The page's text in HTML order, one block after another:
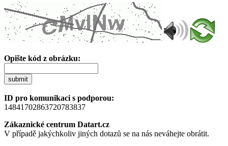
Opište kód z obrázku:
submit
ID pro komunikaci s podporou:
14841702863720783837
Zákaznické centrum Datart.cz
V případě jakýchkoliv jiných dotazů se na nás neváhejte obrátit.